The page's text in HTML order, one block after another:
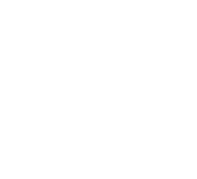
Image zoomed